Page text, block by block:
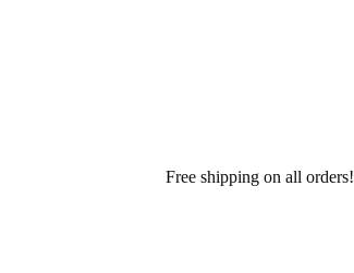
Free shipping on all orders!